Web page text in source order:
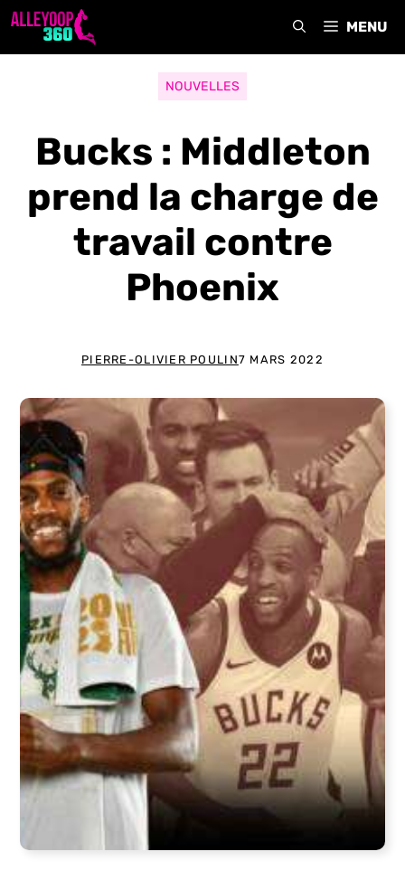
Aller
MENU
NOUVELLES
Bucks : Middleton
prend la charge de
travail contre
Phoenix
PIERRE-OLIVIER POULIN7 MARS 2022